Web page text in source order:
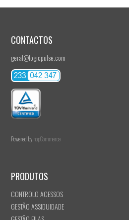
CONTACTOS
geral@logicpulse.com
Powered bynopCommerce
PRODUTOS
CONTROLO ACESSOS
GESTÃO ASSIDUIDADE